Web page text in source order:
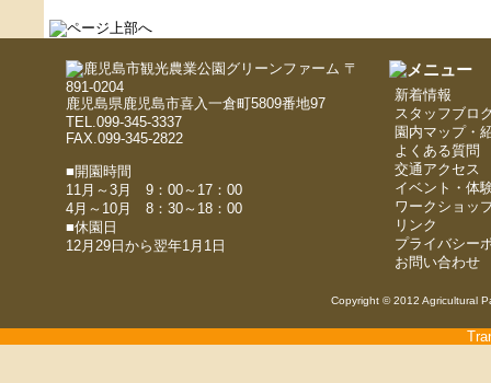
〒
891-0204
鹿児島県鹿児島市喜入一倉町5809番地97
TEL.099-345-3337
FAX.099-345-2822
■開園時間
11月～3月 9：00～17：00
4月～10月 8：30～18：00
■休園日
12月29日から翌年1月1日
新着情報
スタッフブロ
園内マップ・
よくある質問
交通アクセス
イベント・体
ワークショッ
リンク
プライバシー
お問い合わせ
Copyright © 2012 Agricultural